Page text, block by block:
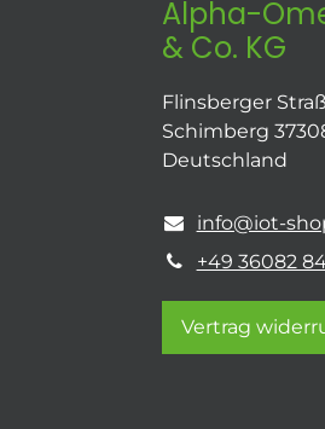
Alpha-
& Co. KG
Flinsberger
Schimberg
Deutschland
info@iot-
+49 36082
Vertrag